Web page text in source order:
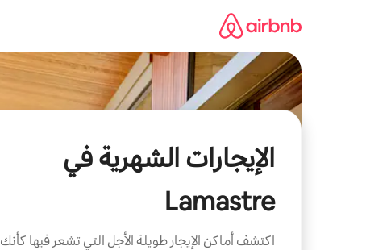
الإيجارات الشهرية في
Lamastre
اكتشف أماكن الإيجار طويلة الأجل التي تشعر فيها كأنك